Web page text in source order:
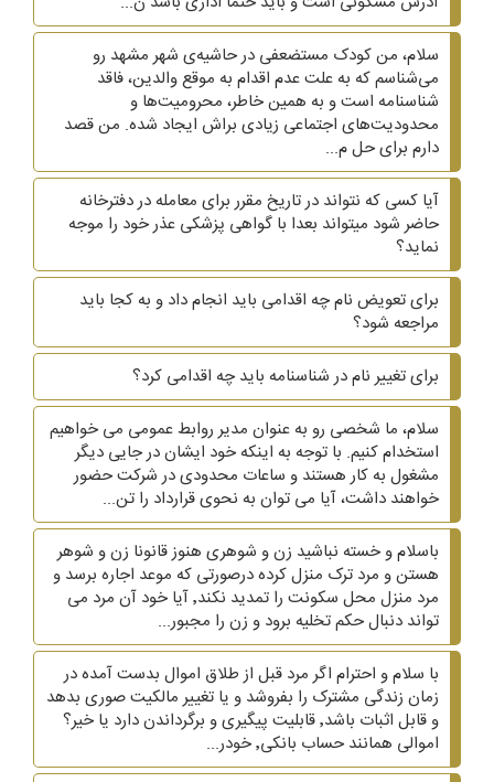
سلام، من کودک مستضعفی در حاشیه‌ی شهر مشهد رو
می‌شناسم که به علت عدم اقدام به موقع والدین، فاقد
شناسنامه است و به همین خاطر، محرومیت‌ها و
محدودیت‌های اجتماعی زیادی براش ایجاد شده. من قصد
دارم برای حل م...
آیا کسی که نتواند در تاریخ مقرر برای معامله در دفترخانه
حاضر شود میتواند بعدا با گواهی پزشکی عذر خود را موجه
نماید؟
برای تعویض نام چه اقدامی باید انجام داد و به کجا باید
مراجعه شود؟
برای تغییر نام در شناسنامه باید چه اقدامی کرد؟
سلام، ما شخصی رو به عنوان مدیر روابط عمومی می خواهیم
استخدام کنیم. با توجه به اینکه خود ایشان در جایی دیگر
مشغول به کار هستند و ساعات محدودی در شرکت حضور
خواهند داشت، آیا می توان به نحوی قرارداد را تن...
باسلام و خسته نباشید زن و شوهری هنوز قانونا زن و شوهر
هستن و مرد ترک منزل کرده درصورتی که موعد اجاره برسد و
مرد منزل محل سکونت را تمدید نکند٬ آیا خود آن مرد می
تواند دنبال حکم تخلیه برود و زن را مجبور...
با سلام و احترام اگر مرد قبل از طلاق اموال بدست آمده در
زمان زندگی مشترک را بفروشد و یا تغییر مالکیت صوری بدهد
و قابل اثبات باشد٬ قابلیت پیگیری و برگرداندن دارد یا خیر؟
اموالی همانند حساب بانکی٬ خودر...